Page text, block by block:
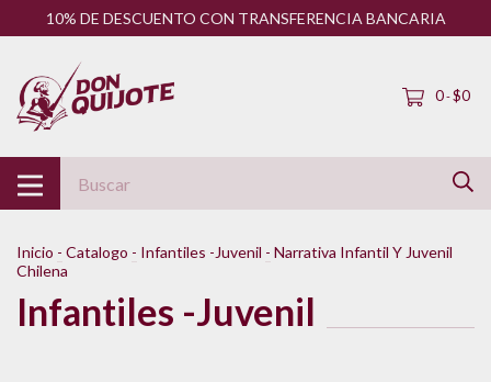
10% DE DESCUENTO CON TRANSFERENCIA BANCARIA
0-$0
Inicio - Catalogo - Infantiles -Juvenil - Narrativa Infantil Y Juvenil
Chilena
Infantiles -Juvenil